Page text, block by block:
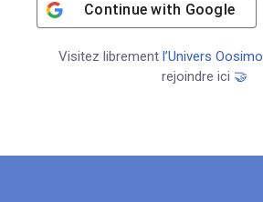
Continue with Google
Visitez librement l’Univers Oosimo
rejoindre ici 🤝